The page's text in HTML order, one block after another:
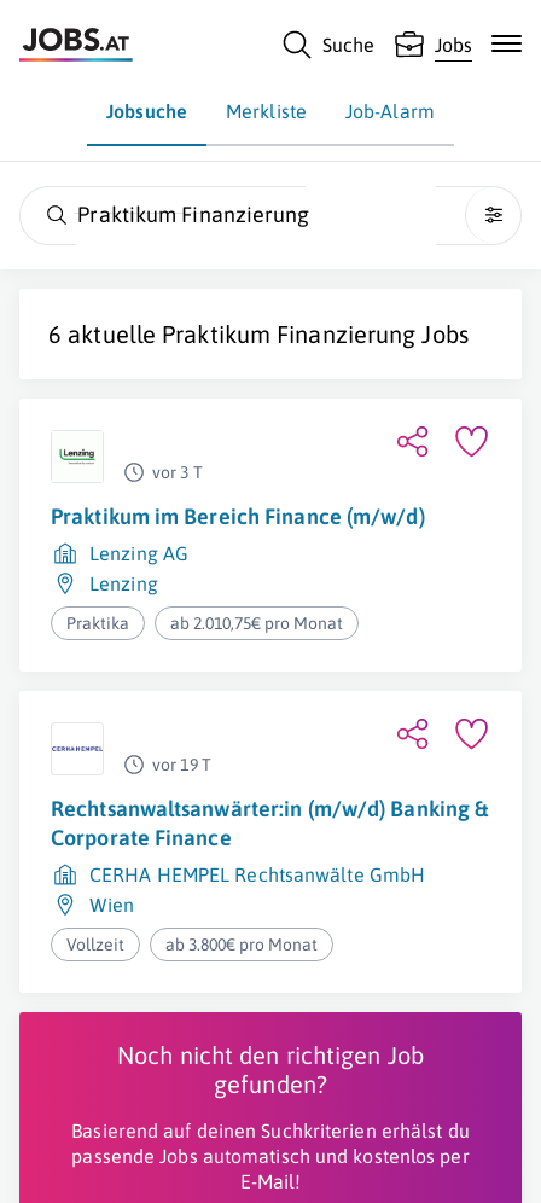
Suche Jobs
Jobsuche Merkliste Job-Alarm
Praktikum Finanzierung
6 aktuelle Praktikum Finanzierung Jobs
vor 3 T
Praktikum im Bereich Finance (m/w/d)
Lenzing AG
Lenzing
Praktika ab 2.010,75€ pro Monat
vor 19 T
Rechtsanwaltsanwärter:in (m/w/d) Banking &
Corporate Finance
CERHA HEMPEL Rechtsanwälte GmbH
Wien
Vollzeit ab 3.800€ pro Monat
Noch nicht den richtigen Job
gefunden?
Basierend auf deinen Suchkriterien erhälst du
passende Jobs automatisch und kostenlos per
E-Mail!